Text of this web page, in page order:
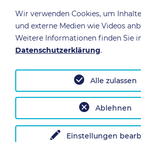
Datenschutz
© 2026 Annette und Lars Freudenthal.
Wir verwenden Cookies, um
und externe Medien wie Videos
Weitere Informationen finden Sie
Datenschutzerklärung.
Einstellungen
Ablehnen
Alle zulassen